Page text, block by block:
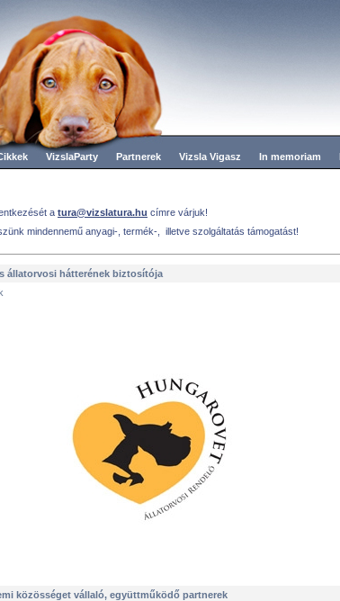
VizslaParty Partnerek Vizsla Vigasz In memoriam
a tura@vizslatura.hu címre várjuk!
mindennemű anyagi-, termék-, illetve szolgáltatás támogatást!
állatorvosi hátterének biztosítója
közösséget vállaló, együttműködő partnerek